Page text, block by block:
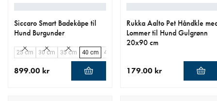
Siccaro Smart Badekåpe til
Hund Burgunder
25 cm 30 cm 35 cm 40 cm 45 cm
899.00 kr
Rukka Aalto Pet Håndkle
Lommer til Hund Gulgrønn
20x90 cm
179.00 kr